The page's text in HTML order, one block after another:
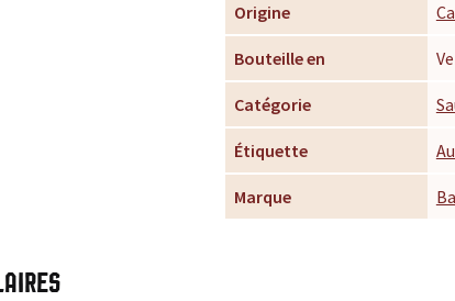
Origine
Bouteille en
Catégorie
Étiquette
Marque